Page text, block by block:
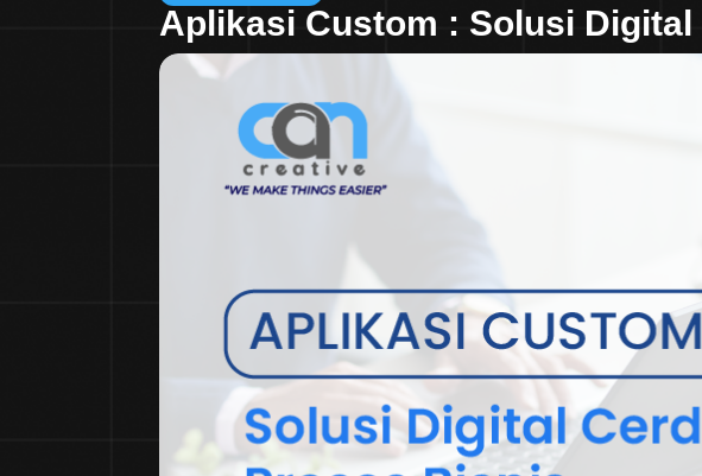
Aplikasi Custom : Solusi